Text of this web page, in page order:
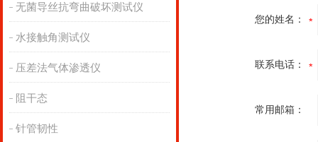
无菌导丝抗弯曲破坏测试仪
水接触角测试仪
压差法气体渗透仪
阻干态
针管韧性
您的姓名：
联系电话：
常用邮箱：